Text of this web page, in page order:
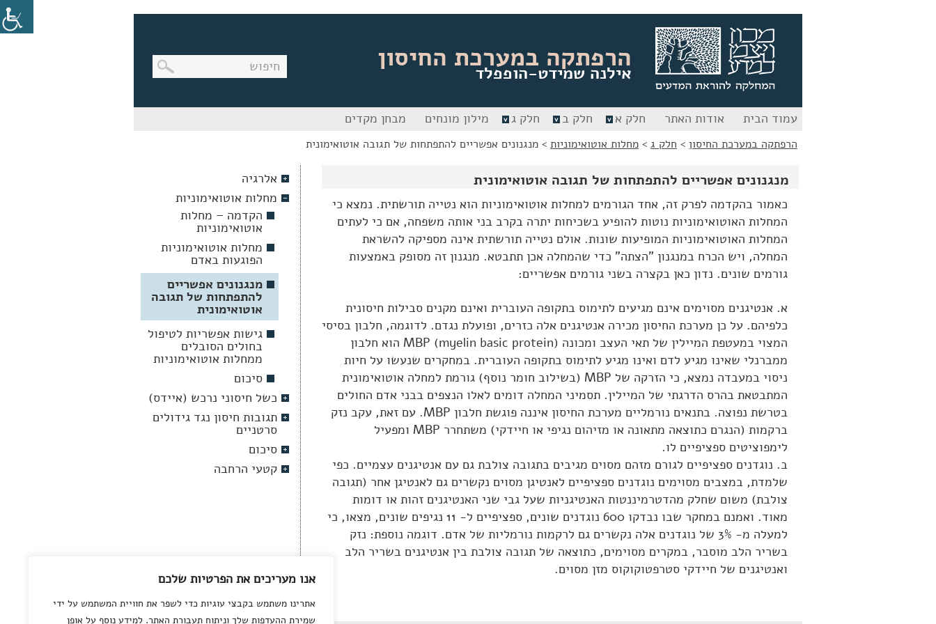
אנו מעריכים את הפרטיות שלכם
אתרינו משתמש בקבצי עוגיות כדי לשפר את חוויית המשתמש על ידי
שמירת ההעדפות שלך וניתוח תעבורת האתר. למידע נוסף על אופן
הרפתקה במערכת החיסון
אילנה שמידט-הופפלד
עמוד הבית אודות האתר חלק א חלק ב חלק ג מילון מונחים מבחן מקדים
הרפתקה במערכת החיסון > חלק ג > מחלות אוטואימוניות > מנגנונים אפשריים להתפתחות של תגובה אוטואימונית
מנגנונים אפשריים להתפתחות של תגובה אוטואימונית
כאמור בהקדמה לפרק זה, אחד הגורמים למחלות אוטואימוניות הוא נטייה תורשתית. נמצא כי
המחלות האוטואימוניות נוטות להופיע בשכיחות יתרה בקרב בני אותה משפחה, אם כי לעתים
המחלות האוטואימוניות המופיעות שונות. אולם נטייה תורשתית אינה מספיקה להשראת
המחלה, ויש הכרח במנגנון "הצתה" כדי שהמחלה אכן תתבטא. מנגנון זה מסופק באמצעות
גורמים שונים. נדון כאן בקצרה בשני גורמים אפשריים:
א. אנטיגנים מסוימים אינם מגיעים לתימוס בתקופה העוברית ואינם מקנים סבילות חיסונית
כלפיהם. על כן מערכת החיסון מכירה אנטיגנים אלה כזרים, ופועלת נגדם. לדוגמה, חלבון בסיסי
המצוי במעטפת המיילין של תאי העצב ומכונה (MBP (myelin basic protein הוא חלבון
ממברנלי שאינו מגיע לדם ואינו מגיע לתימוס בתקופה העוברית. במחקרים שנעשו על חיות
ניסוי במעבדה נמצא, כי הזרקה של MBP (בשילוב חומר נוסף) גורמת למחלה אוטואימונית
המתבטאת בהרס הדרגתי של המיילין. תסמיני המחלה דומים לאלו הנצפים בבני אדם החולים
בטרשת נפוצה. בתנאים נורמליים מערכת החיסון איננה פוגשת חלבון MBP. עם זאת, עקב נזק
ברקמות (הנגרם כתוצאה מתאונה או מזיהום נגיפי או חיידקי) משתחרר MBP ומפעיל
לימפוציטים ספציפיים לו.
ב. נוגדנים ספציפיים לגורם מזהם מסוים מגיבים בתגובה צולבת גם עם אנטיגנים עצמיים. כפי
שלמדת, במצבים מסוימים נוגדנים ספציפיים לאנטיגן מסוים נקשרים גם לאנטיגן אחר (תגובה
צולבת) משום שחלק מהדטרמיננטות האנטיגניות שעל גבי שני האנטיגנים זהות או דומות
מאוד. ואמנם במחקר שבו נבדקו 600 נוגדנים שונים, ספציפיים ל- 11 נגיפים שונים, מצאו, כי
למעלה מ- 3% של נוגדנים אלה נקשרים גם לרקמות נורמליות של אדם. דוגמה נוספת: נזק
בשריר הלב מוסבר, במקרים מסוימים, כתוצאה של תגובה צולבת בין אנטיגנים בשריר הלב
ואנטיגנים של חיידקי סטרפטוקוקוס מזן מסוים.
אלרגיה
מחלות אוטואימוניות
הקדמה – מחלות
אוטואימוניות
מחלות אוטואימוניות
הפוגעות באדם
מנגנונים אפשריים
להתפתחות של תגובה
אוטואימונית
גישות אפשריות לטיפול
בחולים הסובלים
ממחלות אוטואימוניות
סיכום
כשל חיסוני נרכש (איידס)
תגובות חיסון נגד גידולים
סרטניים
סיכום
קטעי הרחבה